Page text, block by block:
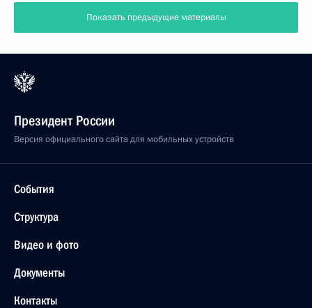
Показать предыдущие материалы
Президент России
Версия официального сайта для мобильных устройств
События
Структура
Видео и фото
Документы
Контакты